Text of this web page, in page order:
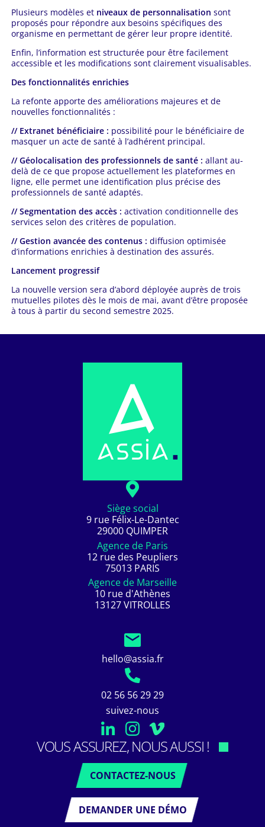
Plusieurs modèles et niveaux de personnalisation sont
proposés pour répondre aux besoins spécifiques des
organisme en permettant de gérer leur propre identité.
Enfin, l’information est structurée pour être facilement
accessible et les modifications sont clairement visualisables.
Des fonctionnalités enrichies
La refonte apporte des améliorations majeures et de
nouvelles fonctionnalités :
// Extranet bénéficiaire : possibilité pour le bénéficiaire de
masquer un acte de santé à l’adhérent principal.
// Géolocalisation des professionnels de santé : allant au-
delà de ce que propose actuellement les plateformes en
ligne, elle permet une identification plus précise des
professionnels de santé adaptés.
// Segmentation des accès : activation conditionnelle des
services selon des critères de population.
// Gestion avancée des contenus : diffusion optimisée
d’informations enrichies à destination des assurés.
Lancement progressif
La nouvelle version sera d’abord déployée auprès de trois
mutuelles pilotes dès le mois de mai, avant d’être proposée
à tous à partir du second semestre 2025.
Siège social
9 rue Félix-Le-Dantec
29000 QUIMPER
Agence de Paris
12 rue des Peupliers
75013 PARIS
Agence de Marseille
10 rue d'Athènes
13127 VITROLLES
hello@assia.fr
02 56 56 29 29
suivez-nous
VOUS ASSUREZ, NOUS AUSSI !
CONTACTEZ-NOUS
DEMANDER UNE DÉMO